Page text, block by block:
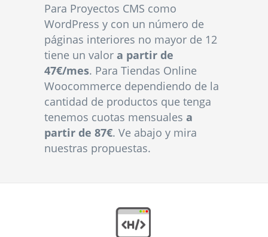
Para Proyectos CMS como
WordPress y con un número de
páginas interiores no mayor de 12
tiene un valor a partir de
47€/mes. Para Tiendas Online
Woocommerce dependiendo de la
cantidad de productos que tenga
tenemos cuotas mensuales a
partir de 87€. Ve abajo y mira
nuestras propuestas.